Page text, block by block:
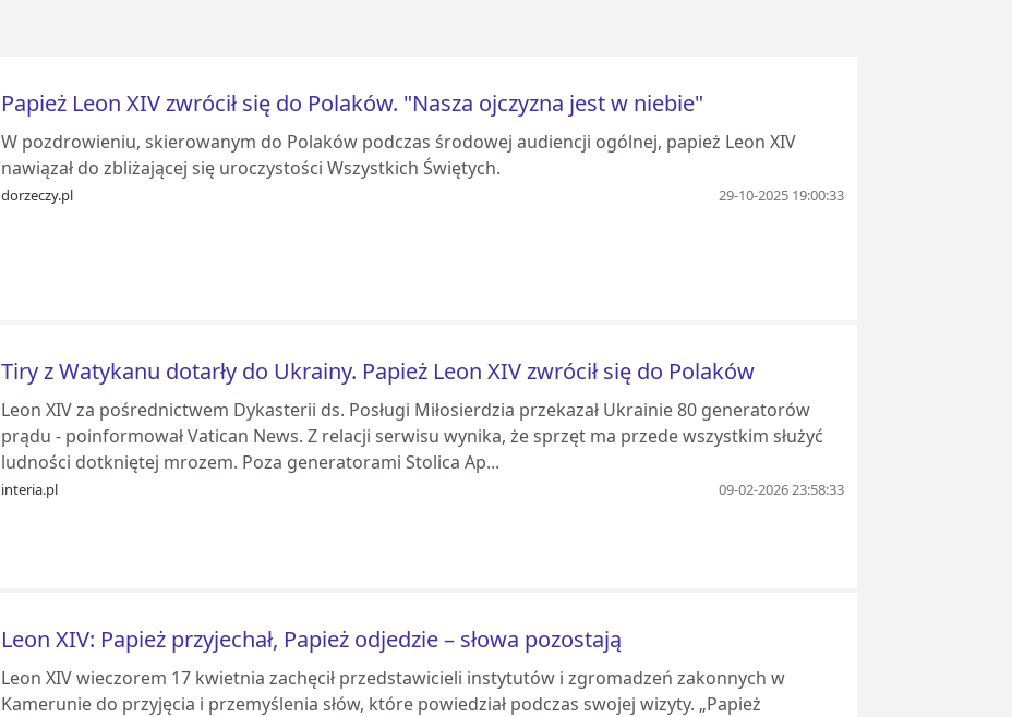
Papież Leon XIV zwrócił się do Polaków. "Nasza ojczyzna jest w niebie"
W pozdrowieniu, skierowanym do Polaków podczas środowej audiencji ogólnej, papież Leon XIV
nawiązał do zbliżającej się uroczystości Wszystkich Świętych.
dorzeczy.pl 29-10-2025 19:00:33
Tiry z Watykanu dotarły do Ukrainy. Papież Leon XIV zwrócił się do Polaków
Leon XIV za pośrednictwem Dykasterii ds. Posługi Miłosierdzia przekazał Ukrainie 80 generatorów
prądu - poinformował Vatican News. Z relacji serwisu wynika, że sprzęt ma przede wszystkim służyć
ludności dotkniętej mrozem. Poza generatorami Stolica Ap...
interia.pl 09-02-2026 23:58:33
Leon XIV: Papież przyjechał, Papież odjedzie – słowa pozostają
Leon XIV wieczorem 17 kwietnia zachęcił przedstawicieli instytutów i zgromadzeń zakonnych w
Kamerunie do przyjęcia i przemyślenia słów, które powiedział podczas swojej wizyty. „Papież